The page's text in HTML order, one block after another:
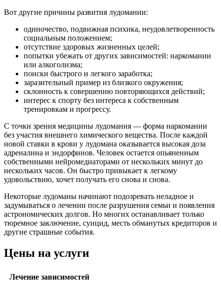
Вот другие причины развития лудомании:
одиночество, подвижная психика, неудовлетворенность
социальным положением;
отсутствие здоровых жизненных целей;
попытки убежать от других зависимостей: наркомании
или алкоголизма;
поиски быстрого и легкого заработка;
заразительный пример из близкого окружения;
склонность к совершению повторяющихся действий;
интерес к спорту без интереса к собственным
тренировкам и прогрессу.
С точки зрения медицины лудомания — форма наркомании
без участия внешнего химического вещества. После каждой
новой ставки в крови у лудомана оказывается высокая доза
адреналина и эндорфинов. Человек остается опьяненным
собственными нейромедиаторами от нескольких минут до
нескольких часов. Он быстро привыкает к легкому
удовольствию, хочет получать его снова и снова.
Некоторые лудоманы начинают подозревать неладное и
задумываться о лечении после разрушения семьи и появления
астрономических долгов. Но многих останавливает только
тюремное заключение, суицид, месть обманутых кредиторов и
другие страшные события.
Цены на услуги
Лечение зависимостей